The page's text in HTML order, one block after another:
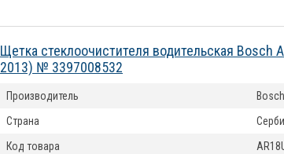
Щетка стеклоочистителя водительская
2013) № 3397008532
Производитель
Bosch
Страна
Код товара